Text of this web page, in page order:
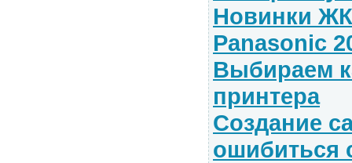
Новинки
Panasonic
Выбираем
принтера
Создание
ошибиться